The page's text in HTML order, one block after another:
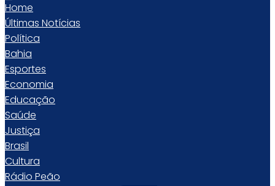
Home
Últimas Notícias
Política
Bahia
Esportes
Economia
Educação
Saúde
Justiça
Brasil
Cultura
Rádio Peão